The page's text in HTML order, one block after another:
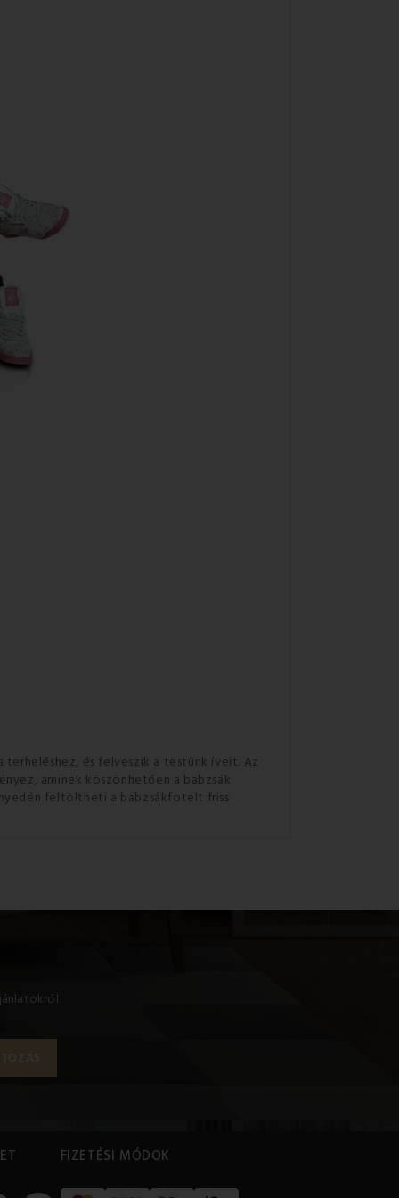
és felveszik a testünk íveit. Az
aminek köszönhetően a babzsák
feltöltheti a babzsákfotelt friss
FIZETÉSI MÓDOK